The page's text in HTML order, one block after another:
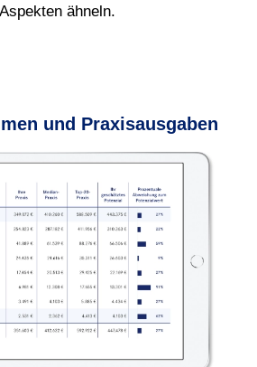
ähneln.
und Praxisausgaben